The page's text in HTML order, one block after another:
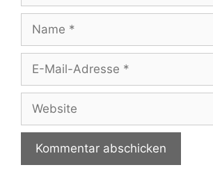
Mail-
Adresse